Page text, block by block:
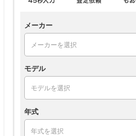
メーカー
モデル
年式